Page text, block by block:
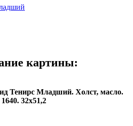
картины:
Тенирс Младший. Холст, масло.
1640. 32х51,2